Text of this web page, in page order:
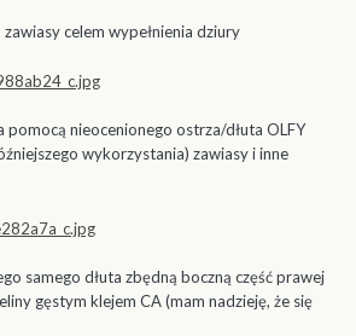
zawiasy celem wypełnienia dziury
pomocą nieocenionego ostrza/dłuta OLFY
wykorzystania) zawiasy i inne
samego dłuta zbędną boczną część prawej
gęstym klejem CA (mam nadzieję, że się